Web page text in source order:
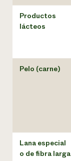
Productos
lácteos
Pelo (carne)
Lana especial
o de fibra larga